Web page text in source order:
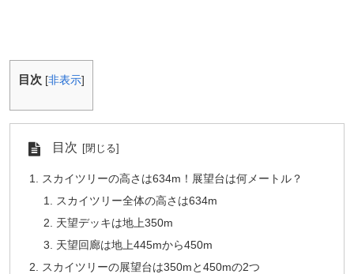
目次 [非表示]
目次
スカイツリーの高さは634m！展望台は何メートル？
スカイツリー全体の高さは634m
天望デッキは地上350m
天望回廊は地上445mから450m
スカイツリーの展望台は350mと450mの2つ